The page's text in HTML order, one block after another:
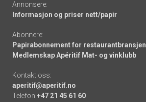
Annonsere:
Informasjon og priser nett/papir
Abonnere:
Papirabonnement for restaurantbransjen
Medlemskap Apéritif Mat- og vinklubb
Kontakt oss:
aperitif@aperitif.no
Telefon +47 21 45 61 60